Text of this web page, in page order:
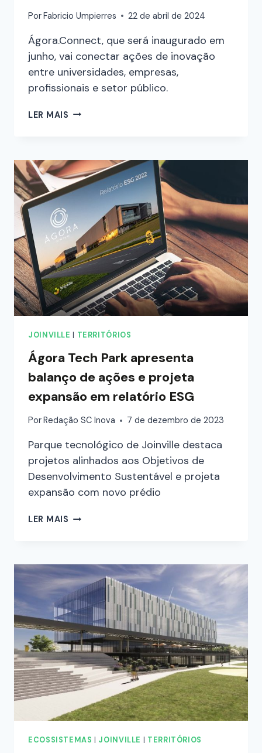
PorFabricio Umpierres 22 de abril de 2024
Ágora.Connect, que será inaugurado em
junho, vai conectar ações de inovação
entre universidades, empresas,
profissionais e setor público.
LER MAIS
JOINVILLE TERRITÓRIOS
Ágora Tech Park apresenta
balanço de ações e projeta
expansão em relatório ESG
PorRedação SC Inova 7 de dezembro de 2023
Parque tecnológico de Joinville destaca
projetos alinhados aos Objetivos de
Desenvolvimento Sustentável e projeta
expansão com novo prédio
LER MAIS
ECOSSISTEMAS JOINVILLE TERRITÓRIOS